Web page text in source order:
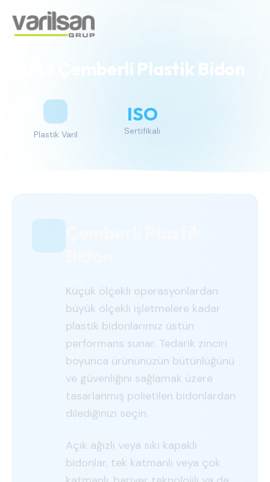
60 Lt Çemberli Plastik Bidon
Plastik Varil
ISO
Sertifikalı
Küçük ölçekli operasyonlardan
büyük ölçekli işletmelere kadar
plastik bidonlarımız üstün
performans sunar. Tedarik zinciri
boyunca ürününüzün bütünlüğünü
ve güvenliğini sağlamak üzere
tasarlanmış polietilen bidonlardan
dilediğinizi seçin.
Açık ağızlı veya sıkı kapaklı
bidonlar, tek katmanlı veya çok